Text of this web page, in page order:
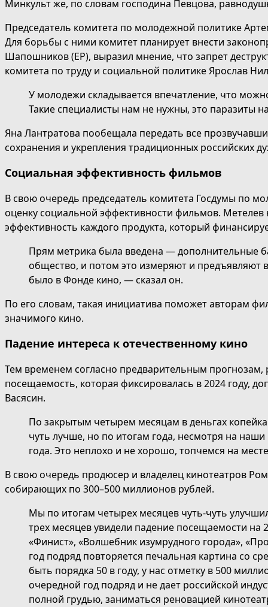
Минкульт же, по словам господина Певцова,
Председатель комитета по молодежной политике
Для борьбы с ними комитет планирует внести
Шапошников (ЕР), выразил мнение, что запрет
комитета по труду и социальной политике Ярослав
У молодежи складывается впечатление, что
Такие специалисты нам не нужны, это паразиты
Яна Лантратова пообещала передать все
сохранения и укрепления традиционных российских
Социальная эффективность фильмов
В свою очередь председатель комитета Госдумы по
оценку социальной эффективности фильмов.
эффективность каждого продукта, который
Прям метрика была введена — дополнительные
общество, и потом это измеряют и предъявляют
было в Фонде кино, — сказал он.
По его словам, такая инициатива поможет авторам
значимого кино.
Падение интереса к отечественному кино
Тем временем согласно предварительным прогнозам,
посещаемость, которая фиксировалась в 2024 году,
Васясин.
По закрытым четырем месяцам в деньгах
чуть лучше, но по итогам года, несмотря на
года. Это неплохо и не хорошо, топчемся на
В свою очередь продюсер и владелец кинотеатров
собирающих по 300–500 миллионов рублей.
Мы по итогам четырех месяцев чуть-чуть
трех месяцев увидели падение посещаемости на
«Финист», «Волшебник изумрудного города»,
год подряд повторяется печальная картина со
быть порядка 50 в году, у нас отметку в 500
очередной год подряд и не дает российской
полной грудью, заниматься реновацией